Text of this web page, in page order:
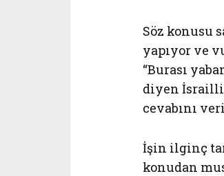
Söz konusu
yapıyor ve
“Burası
diyen İsrailli
cevabını
İşin ilginç
konudan